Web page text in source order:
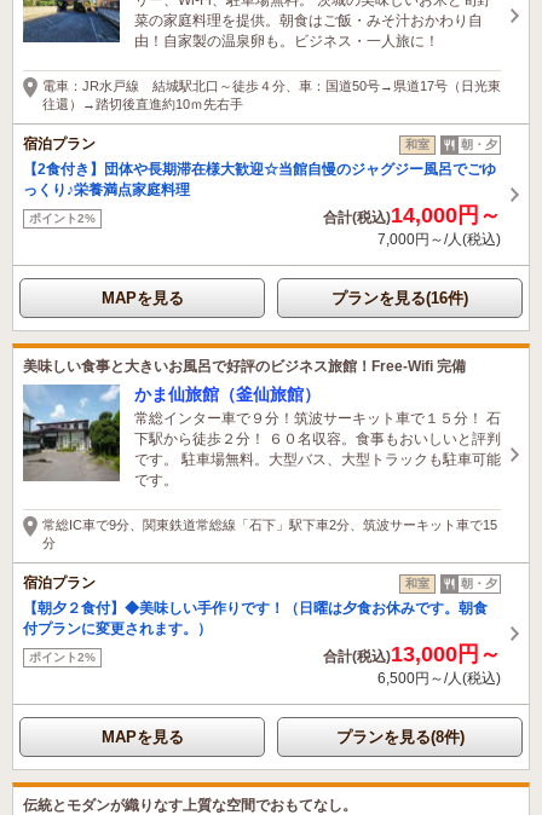
菜の家庭料理を提供。朝食はご飯・みそ汁おかわり自
由！自家製の温泉卵も。ビジネス・一人旅に！
電車：JR水戸線 結城駅北口～徒歩４分、車：国道50号→県道17号（日光東
往還）→踏切後直進約10ｍ先右手
宿泊プラン 和室 朝・夕
【2食付き】団体や長期滞在様大歓迎☆当館自慢のジャグジー風呂でごゆ
っくり♪栄養満点家庭料理
ポイント2% 合計(税込)14,000円～
7,000円～/人(税込)
MAPを見る プランを見る(16件)
美味しい食事と大きいお風呂で好評のビジネス旅館！Free-Wifi 完備
かま仙旅館（釜仙旅館）
常総インター車で９分！筑波サーキット車で１５分！ 石
下駅から徒歩２分！ ６０名収容。食事もおいしいと評判
です。 駐車場無料。大型バス、大型トラックも駐車可能
です。
常総IC車で9分、関東鉄道常総線「石下」駅下車2分、筑波サーキット車で15
分
宿泊プラン 和室 朝・夕
【朝夕２食付】◆美味しい手作りです！（日曜は夕食お休みです。朝食
付プランに変更されます。）
ポイント2% 合計(税込)13,000円～
6,500円～/人(税込)
MAPを見る プランを見る(8件)
伝統とモダンが織りなす上質な空間でおもてなし。